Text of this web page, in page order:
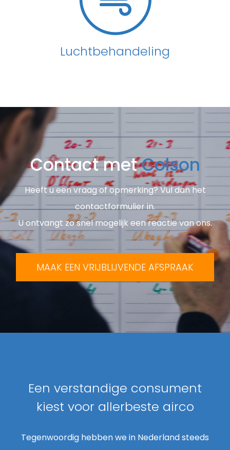
Luchtbehandeling
Contact metColson
Heeft u een vraag of opmerking? Vul dan het
contactformulier in.
U ontvangt zo snel mogelijk een reactie van ons.
MAAK EEN VRIJBLIJVENDE AFSPRAAK
Een verstandige consument
kiest voor allerbeste airco
Tegenwoordig hebben we in Nederland steeds